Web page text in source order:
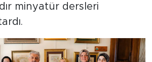
minyatür dersleri